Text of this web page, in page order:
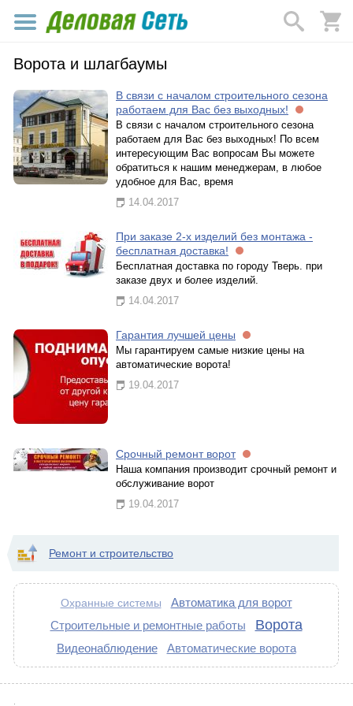
Ворота и шлагбаумы
В связи с началом строительного сезона
работаем для Вас без выходных!
В связи с началом строительного сезона
работаем для Вас без выходных! По всем
интересующим Вас вопросам Вы можете
обратиться к нашим менеджерам, в любое
удобное для Вас, время
14.04.2017
При заказе 2-х изделий без монтажа -
бесплатная доставка!
Бесплатная доставка по городу Тверь. при
заказе двух и более изделий.
14.04.2017
Гарантия лучшей цены
Мы гарантируем самые низкие цены на
автоматические ворота!
19.04.2017
Срочный ремонт ворот
Наша компания производит срочный ремонт и
обслуживание ворот
19.04.2017
Ремонт и строительство
Охранные системы
Автоматика для ворот
Строительные и ремонтные работы
Ворота
Видеонаблюдение Автоматические ворота